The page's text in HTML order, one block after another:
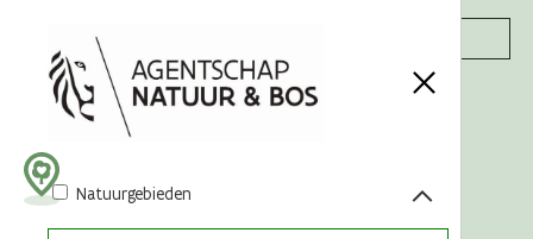
Acties
Natuurgebieden